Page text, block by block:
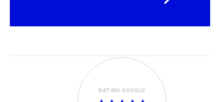
RATING GOOGLE